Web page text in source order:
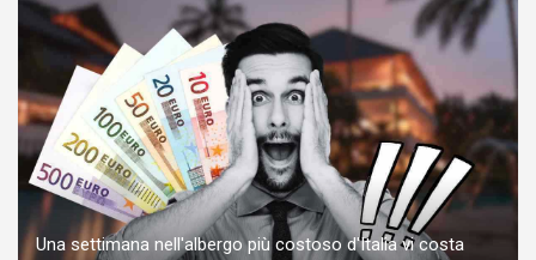
Una settimana nell'albergo più costoso d'Italia vi costa